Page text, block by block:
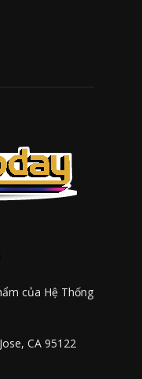
của Hệ Thống
CA 95122